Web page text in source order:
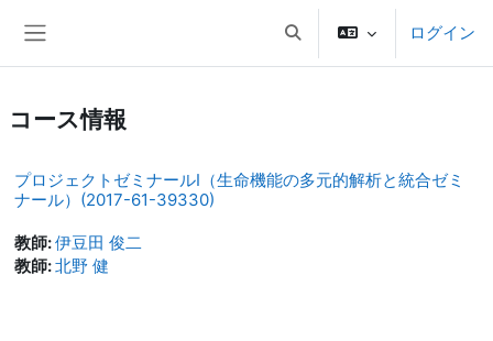
検索入力に切り替えるログイン
コース情報
プロジェクトゼミナールⅠ（生命機能の多元的解析と統合ゼミ
ナール）(2017-61-39330)
教師:伊豆田 俊二
教師:北野 健